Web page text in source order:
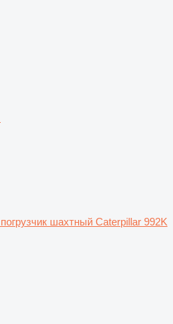
погрузчик шахтный Caterpillar 992K